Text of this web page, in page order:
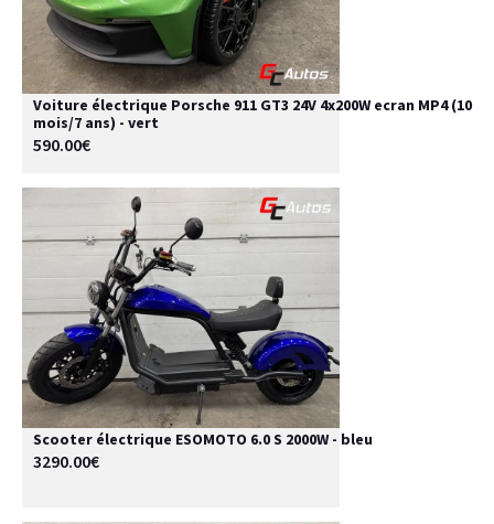
Voiture électrique Porsche 911 GT3 24V 4x200W ecran MP4 (10
mois/7 ans) - vert
590.00€
Scooter électrique ESOMOTO 6.0 S 2000W - bleu
3290.00€